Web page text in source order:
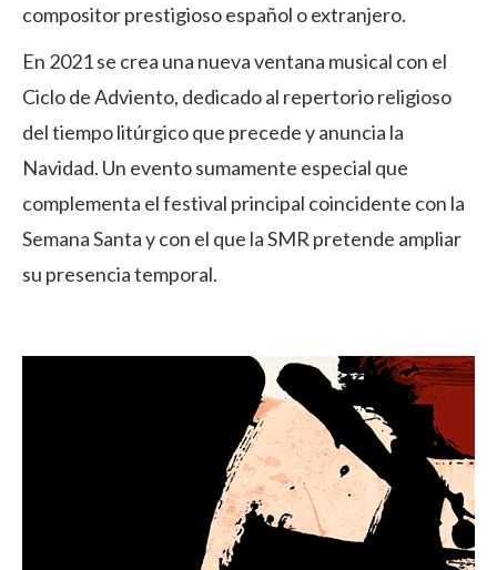
compositor prestigioso español o extranjero.
En 2021 se crea una nueva ventana musical con el
Ciclo de Adviento, dedicado al repertorio religioso
del tiempo litúrgico que precede y anuncia la
Navidad. Un evento sumamente especial que
complementa el festival principal coincidente con la
Semana Santa y con el que la SMR pretende ampliar
su presencia temporal.
CARTEL-SMR-2026_WEB.PNG